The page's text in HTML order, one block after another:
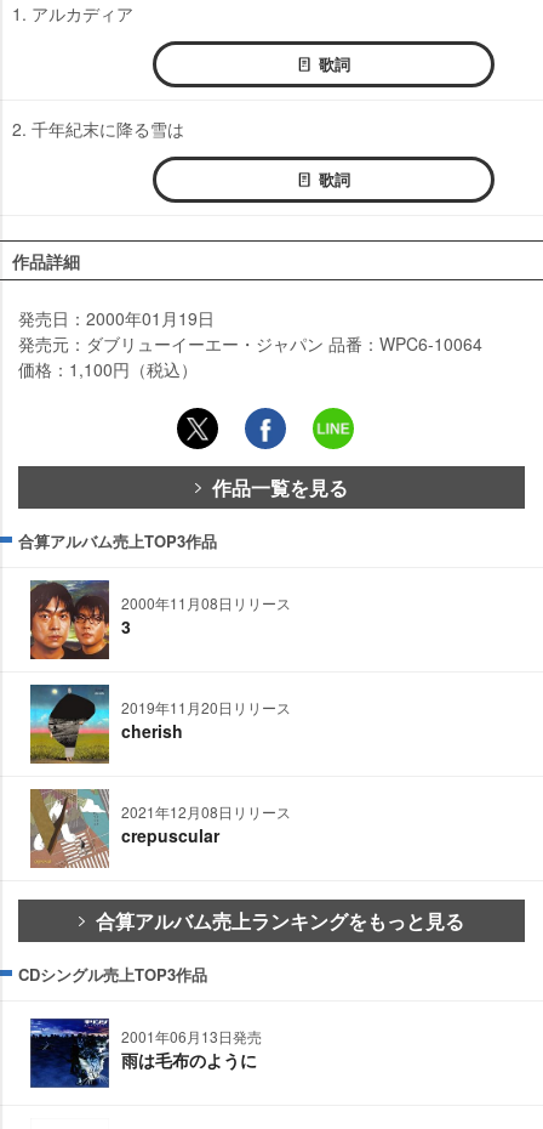
1. アルカディア
歌詞
2. 千年紀末に降る雪は
歌詞
作品詳細
発売日：2000年01月19日
発売元：ダブリューイーエー・ジャパン 品番：WPC6-10064
価格：1,100円（税込）
作品一覧を見る
合算アルバム売上TOP3作品
2000年11月08日リリース
3
2019年11月20日リリース
cherish
2021年12月08日リリース
crepuscular
合算アルバム売上ランキングをもっと見る
CDシングル売上TOP3作品
2001年06月13日発売
雨は毛布のように